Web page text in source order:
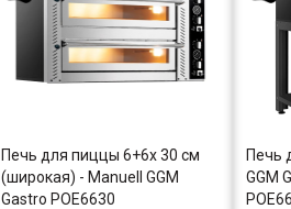
Печь для пиццы 6+6x 30 см
(широкая) - Manuell GGM
Gastro POE6630
Печь
GGM